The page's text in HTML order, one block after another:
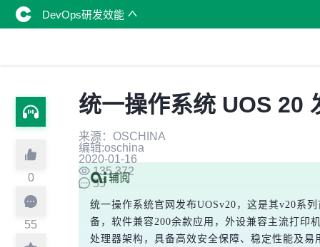
DevOps研发效能
0
55
统一操作系统 UOS 20
来源：OSCHINA
编辑:oschina
2020-01-16
135,372
55
统一操作系统官网发布UOSv20，这是其v20系
备，软件兼容200余款应用，外设兼容主流打印
处理器架构，具备高效安全保障、稳定性能及